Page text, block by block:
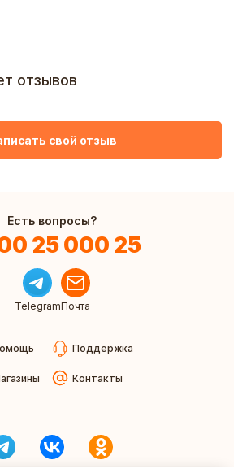
отзывов
свой отзыв
Есть вопросы?
25 000 25
TelegramПочта
Поддержка
Контакты